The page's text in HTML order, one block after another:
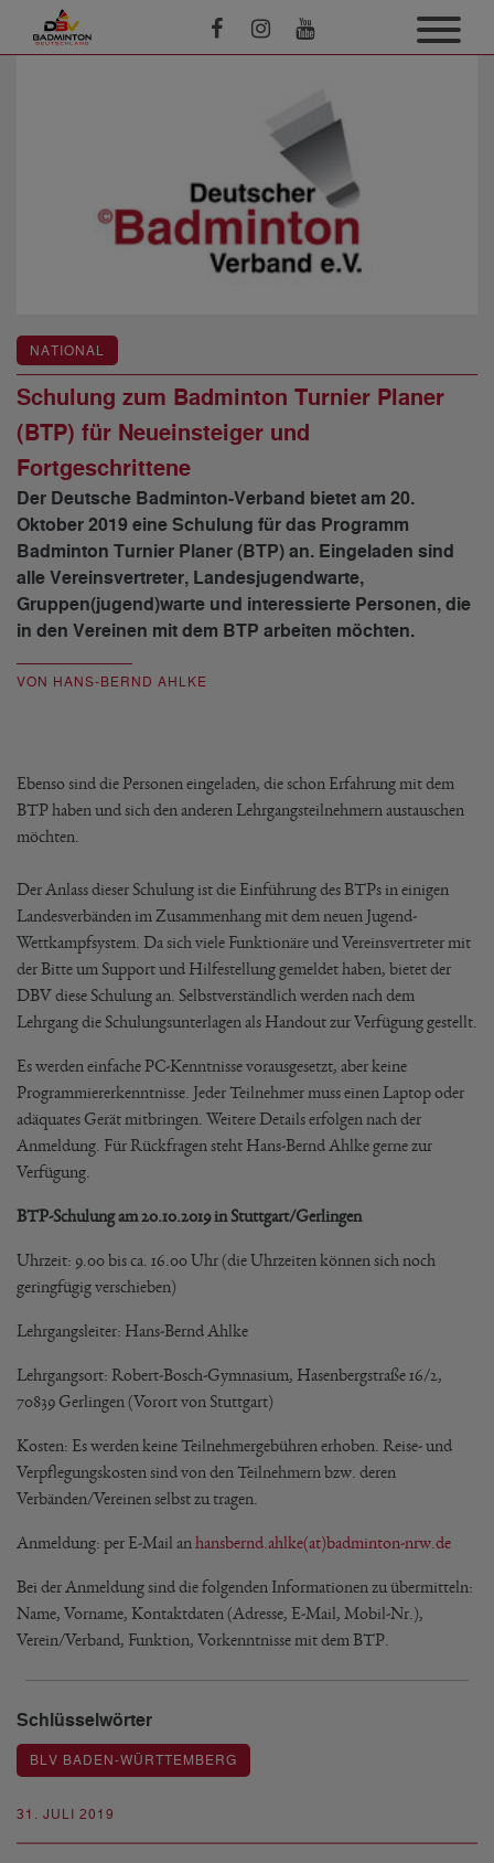
31. JULI 2019
NATIONAL
Schulung zum Badminton Turnier Planer
(BTP) für Neueinsteiger und
Fortgeschrittene
Der Deutsche Badminton-Verband bietet am 20.
Oktober 2019 eine Schulung für das Programm
Badminton Turnier Planer (BTP) an. Eingeladen sind
alle Vereinsvertreter, Landesjugendwarte,
Gruppen(jugend)warte und interessierte Personen, die
in den Vereinen mit dem BTP arbeiten möchten.
VON HANS-BERND AHLKE
Ebenso sind die Personen eingeladen, die schon Erfahrung mit dem
BTP haben und sich den anderen Lehrgangsteilnehmern austauschen
möchten.
Der Anlass dieser Schulung ist die Einführung des BTPs in einigen
Landesverbänden im Zusammenhang mit dem neuen Jugend-
Wettkampfsystem. Da sich viele Funktionäre und Vereinsvertreter mit
der Bitte um Support und Hilfestellung gemeldet haben, bietet der
DBV diese Schulung an. Selbstverständlich werden nach dem
Lehrgang die Schulungsunterlagen als Handout zur Verfügung gestellt.
Es werden einfache PC-Kenntnisse vorausgesetzt, aber keine
Programmiererkenntnisse. Jeder Teilnehmer muss einen Laptop oder
adäquates Gerät mitbringen. Weitere Details erfolgen nach der
Anmeldung. Für Rückfragen steht Hans-Bernd Ahlke gerne zur
Verfügung.
BTP-Schulung am 20.10.2019 in Stuttgart/Gerlingen
Uhrzeit: 9.00 bis ca. 16.00 Uhr (die Uhrzeiten können sich noch
geringfügig verschieben)
Lehrgangsleiter: Hans-Bernd Ahlke
Lehrgangsort: Robert-Bosch-Gymnasium, Hasenbergstraße 16/2,
70839 Gerlingen (Vorort von Stuttgart)
Kosten: Es werden keine Teilnehmergebühren erhoben. Reise- und
Verpflegungskosten sind von den Teilnehmern bzw. deren
Verbänden/Vereinen selbst zu tragen.
Anmeldung: per E-Mail an hansbernd.ahlke(at)badminton-nrw.de
Bei der Anmeldung sind die folgenden Informationen zu übermitteln:
Name, Vorname, Kontaktdaten (Adresse, E-Mail, Mobil-Nr.),
Verein/Verband, Funktion, Vorkenntnisse mit dem BTP.
Schlüsselwörter
BLV BADEN-WÜRTTEMBERG